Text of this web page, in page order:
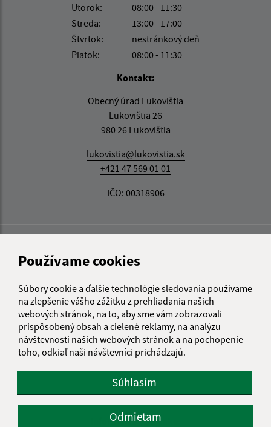
Používame cookies
Súbory cookie a ďalšie technológie sledovania používame
na zlepšenie vášho zážitku z prehliadania našich
webových stránok, na to, aby sme vám zobrazovali
prispôsobený obsah a cielené reklamy, na analýzu
návštevnosti našich webových stránok a na pochopenie
toho, odkiaľ naši návštevníci prichádzajú.
Súhlasím
Odmietam
Utorok:
08:00 - 11:30
Streda:
13:00 - 17:00
Štvrtok:
nestránkový deň
Piatok:
08:00 - 11:30
Kontakt:
Obecný úrad Lukovištia
Lukovištia 26
980 26 Lukovištia
lukovistia@lukovistia.sk
+421 47 569 01 01
IČO: 00318906
Informácie o stránke: